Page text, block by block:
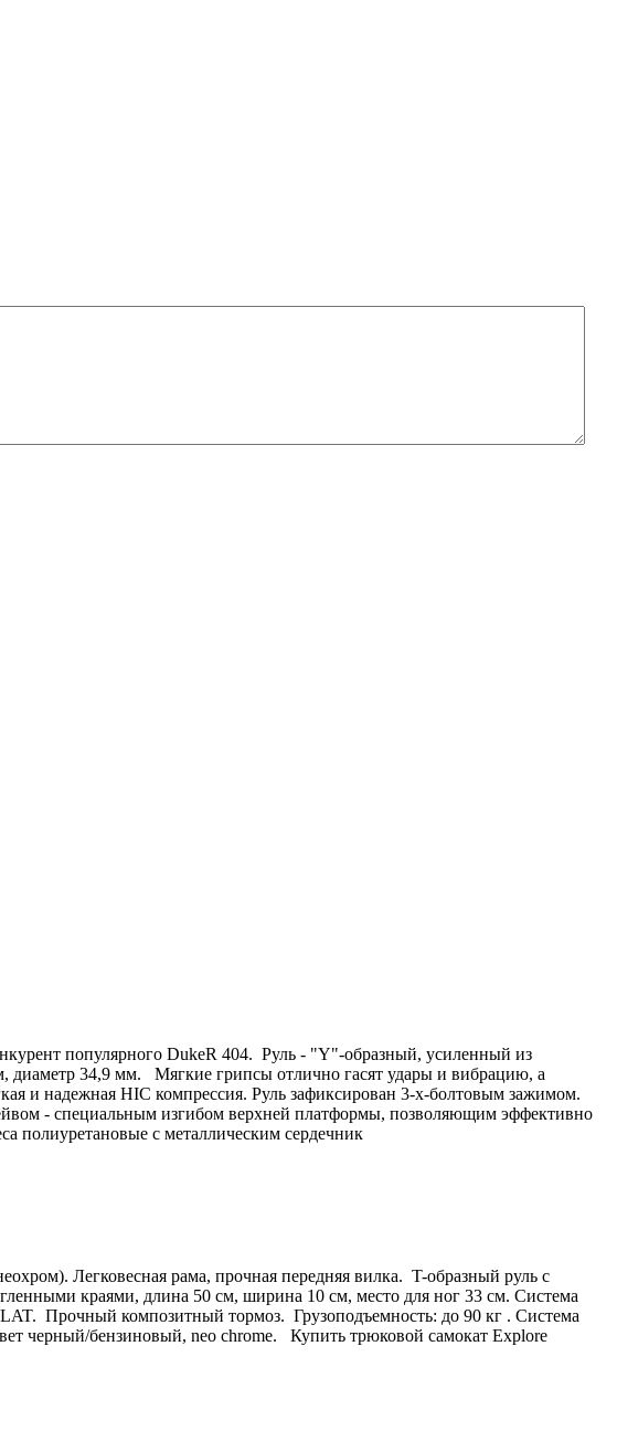
популярного DukeR 404. Руль - "Y"-образный, усиленный из
диаметр 34,9 мм. Мягкие грипсы отлично гасят удары и вибрацию, а
и надежная HIC компрессия. Руль зафиксирован 3-х-болтовым зажимом.
- специальным изгибом верхней платформы, позволяющим эффективно
полиуретановые с металлическим сердечник
Легковесная рама, прочная передняя вилка. T-образный руль с
краями, длина 50 см, ширина 10 см, место для ног 33 см. Система
Прочный композитный тормоз. Грузоподъемность: до 90 кг . Система
черный/бензиновый, neo chrome. Купить трюковой самокат Explore